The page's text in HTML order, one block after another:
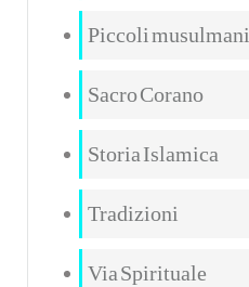
Piccoli musulmani
Sacro Corano
Storia Islamica
Tradizioni
Via Spirituale